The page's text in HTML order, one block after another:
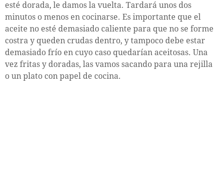
esté dorada, le damos la vuelta. Tardará unos dos
minutos o menos en cocinarse. Es importante que el
aceite no esté demasiado caliente para que no se forme
costra y queden crudas dentro, y tampoco debe estar
demasiado frío en cuyo caso quedarían aceitosas. Una
vez fritas y doradas, las vamos sacando para una rejilla
o un plato con papel de cocina.